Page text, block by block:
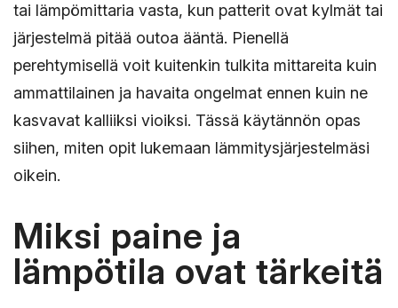
tai lämpömittaria vasta, kun patterit ovat kylmät tai
järjestelmä pitää outoa ääntä. Pienellä
perehtymisellä voit kuitenkin tulkita mittareita kuin
ammattilainen ja havaita ongelmat ennen kuin ne
kasvavat kalliiksi vioiksi. Tässä käytännön opas
siihen, miten opit lukemaan lämmitysjärjestelmäsi
oikein.
Miksi paine ja
lämpötila ovat tärkeitä